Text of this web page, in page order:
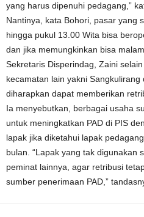
yang harus dipenuhi pedagang,”
Nantinya, kata Bohori, pasar yang
hingga pukul 13.00 Wita bisa
dan jika memungkinkan bisa malam.
Sekretaris Disperindag, Zaini
kecamatan lain yakni Sangkulirang
diharapkan dapat memberikan
Ia menyebutkan, berbagai usaha
untuk meningkatkan PAD di PIS
lapak jika diketahui lapak
bulan. “Lapak yang tak digunakan
peminat lainnya, agar retribusi
sumber penerimaan PAD,”